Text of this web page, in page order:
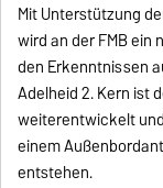
Mit Unterstützung
wird an der FMB
den Erkenntnissen
Adelheid 2. Kern ist
weiterentwickelt
einem
entstehen.